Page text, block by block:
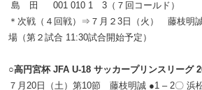
島 田 001 010 1 3 （７回コールド）
＊次戦（４回戦）⇒７月２3日（火） 藤枝明
場（第２試合 11:30試合開始予定）
○高円宮杯 JFA U-18 サッカープリンスリーグ
７月20日（土）第10節 藤枝明誠 ●1 – 2〇 浜